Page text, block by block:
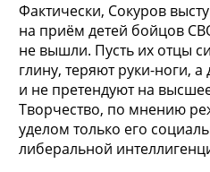
Фактически, Сокуров
на приём детей бойцов
не вышли. Пусть их отцы
глину, теряют руки-ноги, а
и не претендуют на
Творчество, по мнению
уделом только его
либеральной